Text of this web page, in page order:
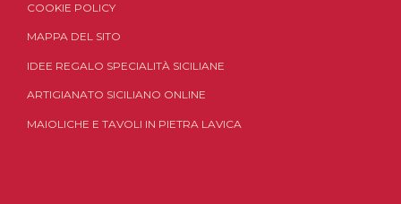
COOKIE POLICY
MAPPA DEL SITO
IDEE REGALO SPECIALITÀ SICILIANE
ARTIGIANATO SICILIANO ONLINE
MAIOLICHE E TAVOLI IN PIETRA LAVICA